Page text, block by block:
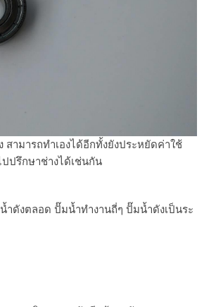
ามารถทำเองได้อีกทั้งยังประหยัดค่าใช้
ปรึกษาช่างได้เช่นกัน
ดังตลอด ปั๊มน้ำทำงานถี่ๆ ปั๊มน้ำดังเป็นระ